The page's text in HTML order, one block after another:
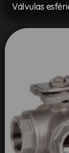
Válvulas